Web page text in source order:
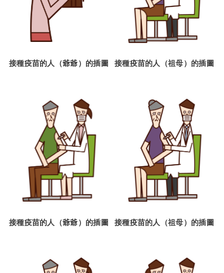
接種疫苗的人（爺爺）的插圖 接種疫苗的人（祖母）的插圖
接種疫苗的人（爺爺）的插圖 接種疫苗的人（祖母）的插圖